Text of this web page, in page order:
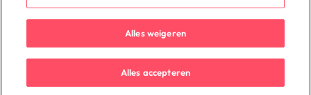
Alles weigeren
Alles accepteren